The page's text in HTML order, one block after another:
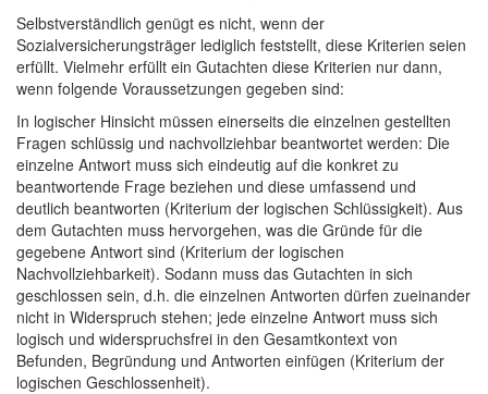
Selbstverständlich genügt es nicht, wenn der
Sozialversicherungsträger lediglich feststellt, diese Kriterien seien
erfüllt. Vielmehr erfüllt ein Gutachten diese Kriterien nur dann,
wenn folgende Voraussetzungen gegeben sind:
In logischer Hinsicht müssen einerseits die einzelnen gestellten
Fragen schlüssig und nachvollziehbar beantwortet werden: Die
einzelne Antwort muss sich eindeutig auf die konkret zu
beantwortende Frage beziehen und diese umfassend und
deutlich beantworten (Kriterium der logischen Schlüssigkeit). Aus
dem Gutachten muss hervorgehen, was die Gründe für die
gegebene Antwort sind (Kriterium der logischen
Nachvollziehbarkeit). Sodann muss das Gutachten in sich
geschlossen sein, d.h. die einzelnen Antworten dürfen zueinander
nicht in Widerspruch stehen; jede einzelne Antwort muss sich
logisch und widerspruchsfrei in den Gesamtkontext von
Befunden, Begründung und Antworten einfügen (Kriterium der
logischen Geschlossenheit).